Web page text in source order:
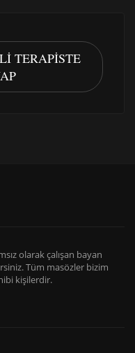
TERAPISTE
olarak çalışan bayan
Tüm masözler bizim
kişilerdir.